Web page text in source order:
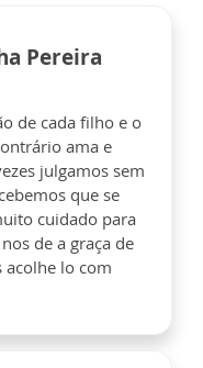
Pereira
de cada filho e o
ama e
julgamos sem
que se
cuidado para
de a graça de
lo com